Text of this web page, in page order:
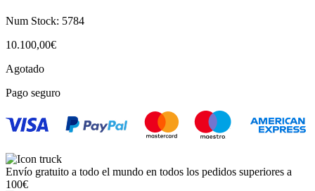
Num Stock: 5784
10.100,00€
Agotado
Pago seguro
Envío gratuito a todo el mundo en todos los pedidos superiores a
100€